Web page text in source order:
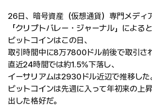
26日、暗号資産（仮想通貨）専門メディ
「クリプトバレー・ジャーナル」によると
ビットコインはこの日、
取引時間中に8万7800ドル前後で取引さ
直近24時間では約1.5%下落し、
イーサリアムは2930ドル近辺で推移した
ビットコインは先週に入って年初来の上
出した格好だ。